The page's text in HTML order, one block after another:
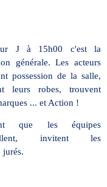
J à 15h00 c'est la
générale. Les acteurs
possession de la salle,
leurs robes, trouvent
... et Action !
que les équipes
invitent les
jurés.